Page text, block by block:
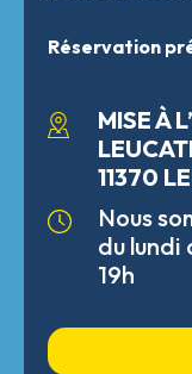
Réservation
MISE À
11370
Nous
du lundi
19h